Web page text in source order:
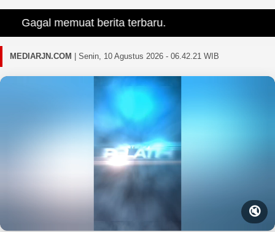
Gagal memuat berita terbaru.
MEDIARJN.COM Senin, 10 Agustus 2026 - 06.42.23 WIB
🔇